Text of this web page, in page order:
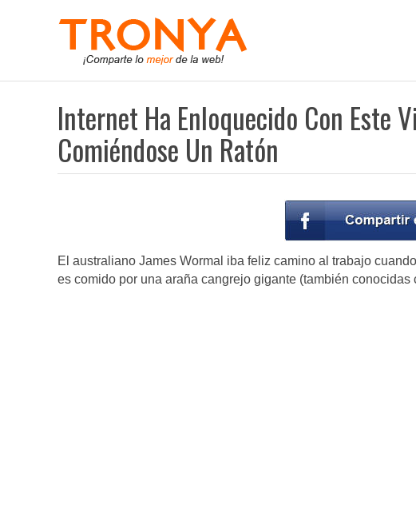
Internet Ha Enloquecido Con Este
Comiéndose Un Ratón
El australiano James Wormal iba feliz camino al trabajo
es comido por una araña cangrejo gigante (también conocidas